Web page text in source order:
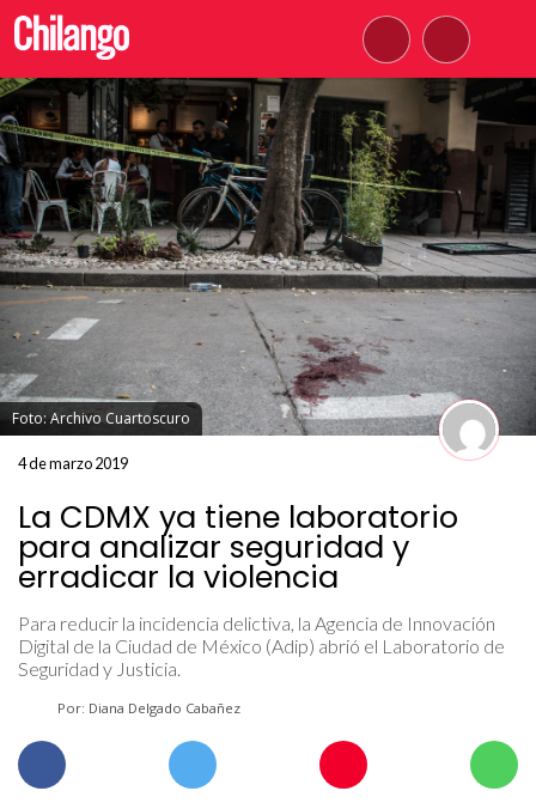
Foto: Archivo Cuartoscuro
4 de marzo 2019
La CDMX ya tiene laboratorio
para analizar seguridad y
erradicar la violencia
Para reducir la incidencia delictiva, la Agencia de Innovación
Digital de la Ciudad de México (Adip) abrió el Laboratorio de
Seguridad y Justicia.
Por: Diana Delgado Cabañez